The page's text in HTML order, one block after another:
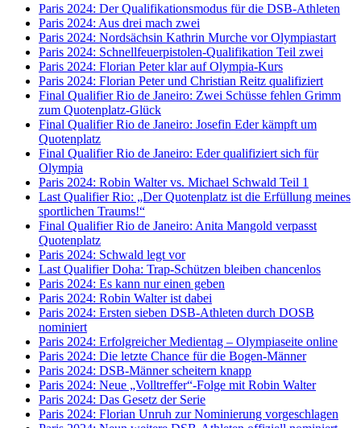
Paris 2024: Der Qualifikationsmodus für die DSB-Athleten
Paris 2024: Aus drei mach zwei
Paris 2024: Nordsächsin Kathrin Murche vor Olympiastart
Paris 2024: Schnellfeuerpistolen-Qualifikation Teil zwei
Paris 2024: Florian Peter klar auf Olympia-Kurs
Paris 2024: Florian Peter und Christian Reitz qualifiziert
Final Qualifier Rio de Janeiro: Zwei Schüsse fehlen Grimm
zum Quotenplatz-Glück
Final Qualifier Rio de Janeiro: Josefin Eder kämpft um
Quotenplatz
Final Qualifier Rio de Janeiro: Eder qualifiziert sich für
Olympia
Paris 2024: Robin Walter vs. Michael Schwald Teil 1
Last Qualifier Rio: „Der Quotenplatz ist die Erfüllung meines
sportlichen Traums!“
Final Qualifier Rio de Janeiro: Anita Mangold verpasst
Quotenplatz
Paris 2024: Schwald legt vor
Last Qualifier Doha: Trap-Schützen bleiben chancenlos
Paris 2024: Es kann nur einen geben
Paris 2024: Robin Walter ist dabei
Paris 2024: Ersten sieben DSB-Athleten durch DOSB
nominiert
Paris 2024: Erfolgreicher Medientag – Olympiaseite online
Paris 2024: Die letzte Chance für die Bogen-Männer
Paris 2024: DSB-Männer scheitern knapp
Paris 2024: Neue „Volltreffer“-Folge mit Robin Walter
Paris 2024: Das Gesetz der Serie
Paris 2024: Florian Unruh zur Nominierung vorgeschlagen